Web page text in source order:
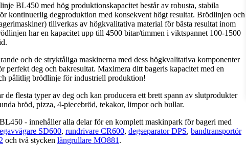
BL450 med hög produktionskapacitet består av robusta, stabila
kontinuerlig degproduktion med konsekvent högt resultat. Brödlinjen och
tillverkas av högkvalitativa material för bästa resultat inom
har en kapacitet upp till 4500 bitar/timmen i viktspannet 100-1500
och de stryktåliga maskinerna med dess högkvalitativa komponenter
perfekt deg och bakresultat. Maximera ditt bageris kapacitet med en
pålitlig brödlinje för industriell produktion!
de flesta typer av deg och kan producera ett brett spann av slutprodukter
bröd, pizza, 4-piecebröd, tekakor, limpor och bullar.
- innehåller alla delar för en komplett maskinpark för bageri med
SD600, rundrivare CR600, degseparator DPS, bandtransportör
och två stycken långrullare MO881 .